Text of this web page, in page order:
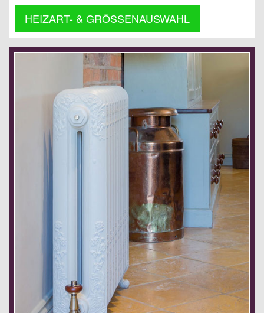
HEIZART- & GRÖSSENAUSWAHL